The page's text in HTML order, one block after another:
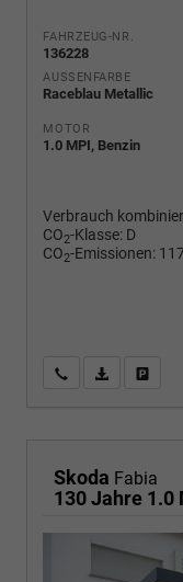
FAHRZEUG-NR.
136228
AUSSENFARBE
Raceblau Metallic
MOTOR
1.0 MPI, Benzin
Verbrauch
CO2-Klasse: D
CO2-Emissionen:
Wir rufen Sie an
PDF-
Skoda Fabia